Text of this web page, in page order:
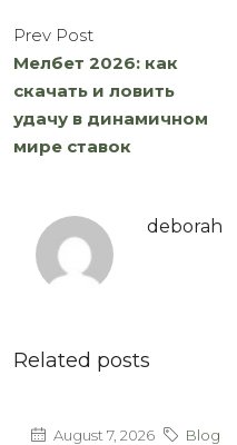
Prev Post
Мелбет 2026: как
скачать и ловить
удачу в динамичном
мире ставок
deborah
Related posts
August 7, 2026 Blog